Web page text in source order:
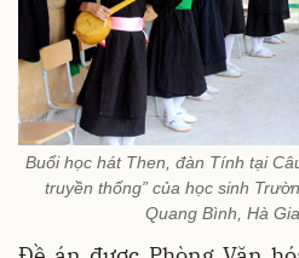
Buổi học hát Then, đàn Tính tại
truyền thống” của học sinh
Quang Bình, Hà